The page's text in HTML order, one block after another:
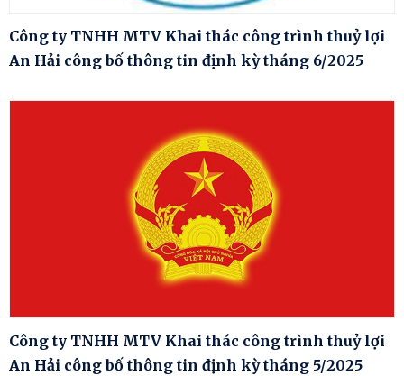
Công ty TNHH MTV Khai thác công trình thuỷ lợi
An Hải công bố thông tin định kỳ tháng 6/2025
Công ty TNHH MTV Khai thác công trình thuỷ lợi
An Hải công bố thông tin định kỳ tháng 5/2025